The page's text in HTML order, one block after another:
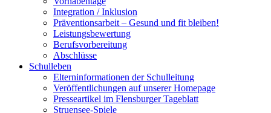
Integration / Inklusion
Präventionsarbeit – Gesund und fit bleiben!
Leistungsbewertung
Berufsvorbereitung
Abschlüsse
Schulleben
Elterninformationen der Schulleitung
Veröffentlichungen auf unserer Homepage
Presseartikel im Flensburger Tageblatt
Struensee-Spiele